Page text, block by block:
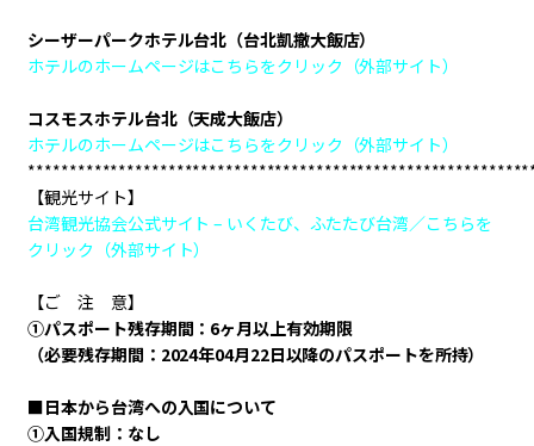
シーザーパークホテル台北（台北凱撤大飯店）
ホテルのホームページはこちらをクリック（外部サイト）
コスモスホテル台北（天成大飯店）
ホテルのホームページはこちらをクリック（外部サイト）
【観光サイト】
台湾観光協会公式サイト – いくたび、ふたたび台湾／こちらを
クリック（外部サイト）
【ご 注 意】
①パスポート残存期間：6ヶ月以上有効期限
（必要残存期間：2024年04月22日以降のパスポートを所持）
■日本から台湾への入国について
①入国規制：なし